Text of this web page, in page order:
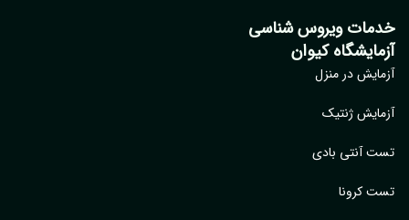
ویروس شناسی
کیوان
در منزل
ژنتیک
آنتی بادی
کرونا